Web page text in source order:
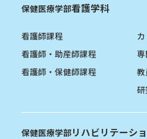
保健医療学部看護学科
看護師課程
看護師・助産師課程
看護師・保健師課程
保健医療学部リハビリテーシ